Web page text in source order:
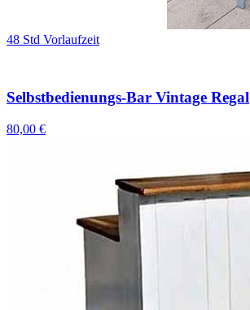
48 Std Vorlaufzeit
Selbstbedienungs-Bar Vintage Regal
80,00 €